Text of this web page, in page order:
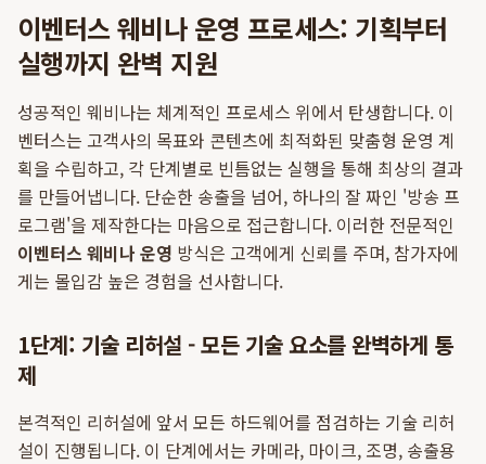
이벤터스 웨비나 운영 프로세스: 기획부터
실행까지 완벽 지원
성공적인 웨비나는 체계적인 프로세스 위에서 탄생합니다. 이
벤터스는 고객사의 목표와 콘텐츠에 최적화된 맞춤형 운영 계
획을 수립하고, 각 단계별로 빈틈없는 실행을 통해 최상의 결과
를 만들어냅니다. 단순한 송출을 넘어, 하나의 잘 짜인 '방송 프
로그램'을 제작한다는 마음으로 접근합니다. 이러한 전문적인
이벤터스 웨비나 운영 방식은 고객에게 신뢰를 주며, 참가자에
게는 몰입감 높은 경험을 선사합니다.
1단계: 기술 리허설 - 모든 기술 요소를 완벽하게 통
제
본격적인 리허설에 앞서 모든 하드웨어를 점검하는 기술 리허
설이 진행됩니다. 이 단계에서는 카메라, 마이크, 조명, 송출용